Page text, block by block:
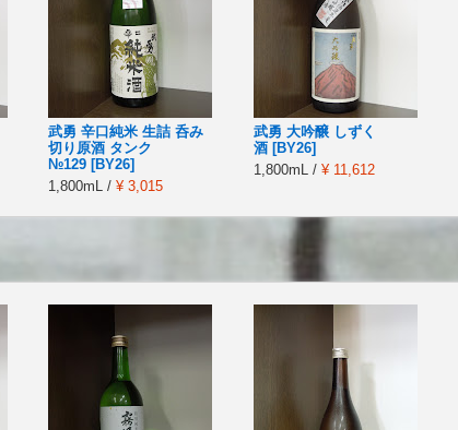
武勇 辛口純米 生詰 呑み
切り原酒 タンク
№129 [BY26]
1,800mL / ¥ 3,015
武勇 大吟醸 しずく
酒 [BY26]
1,800mL / ¥ 11,612